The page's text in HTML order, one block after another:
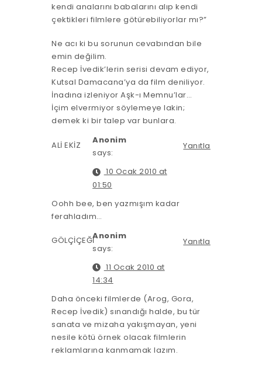
kendi analarını babalarını alıp kendi
çektikleri filmlere götürebiliyorlar mı?”
Ne acı ki bu sorunun cevabından bile
emin değilim.
Recep İvedik’lerin serisi devam ediyor,
Kutsal Damacana’ya da film deniliyor.
İnadına izleniyor Aşk-ı Memnu’lar…
İçim elvermiyor söylemeye lakin;
demek ki bir talep var bunlara.
ALİ EKİZ Yanıtla
Anonim
says:
10 Ocak 2010 at
01:50
Oohh bee, ben yazmışım kadar
ferahladım…
GÖLÇİÇEĞİ Yanıtla
Anonim
says:
11 Ocak 2010 at
14:34
Daha önceki filmlerde (Arog, Gora,
Recep İvedik) sınandığı halde, bu tür
sanata ve mizaha yakışmayan, yeni
nesile kötü örnek olacak filmlerin
reklamlarına kanmamak lazım.